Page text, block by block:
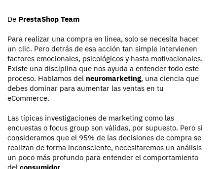
De PrestaShop Team
Para realizar una compra en línea, solo se necesita hacer
un clic. Pero detrás de esa acción tan simple intervienen
factores emocionales, psicológicos y hasta motivacionales.
Existe una disciplina que nos ayuda a entender todo este
proceso. Hablamos del neuromarketing, una ciencia que
debes dominar para aumentar las ventas en tu
eCommerce.
Las típicas investigaciones de marketing como las
encuestas o focus group son válidas, por supuesto. Pero si
consideramos que el 95% de las decisiones de compra se
realizan de forma inconsciente, necesitaremos un análisis
un poco más profundo para entender el comportamiento